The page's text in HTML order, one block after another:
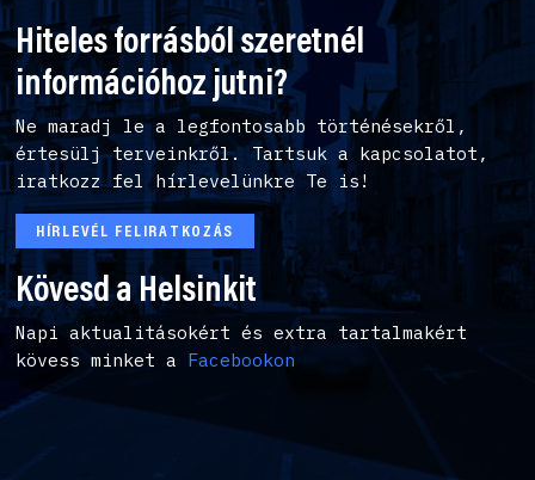
Hiteles forrásból szeretnél
információhoz jutni?
Ne maradj le a legfontosabb történésekről,
értesülj terveinkről. Tartsuk a kapcsolatot,
iratkozz fel hírlevelünkre Te is!
HÍRLEVÉL FELIRATKOZÁS
Kövesd a Helsinkit
Napi aktualitásokért és extra tartalmakért
kövess minket a Facebookon